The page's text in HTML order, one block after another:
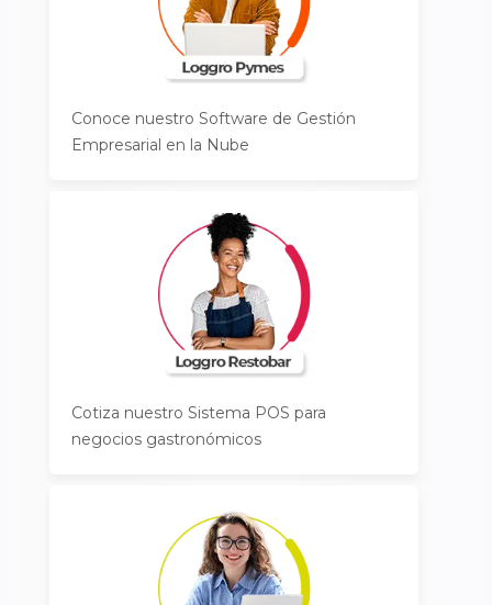
Conoce nuestro Software de Gestión
Empresarial en la Nube
Cotiza nuestro Sistema POS para
negocios gastronómicos